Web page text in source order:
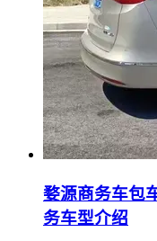
婺源商务车包
务车型介绍